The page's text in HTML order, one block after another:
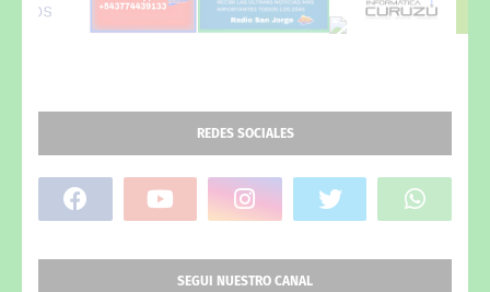
REDES SOCIALES
SEGUI NUESTRO CANAL